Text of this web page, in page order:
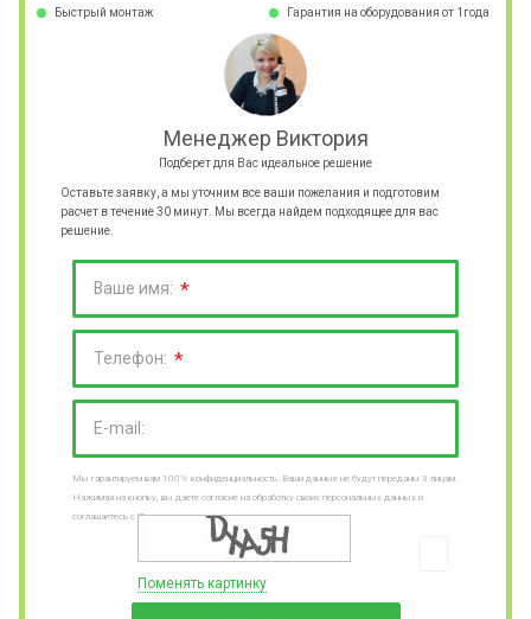
Быстрый монтаж
Гарантия на оборудования от 1года
Менеджер Виктория
Подберет для Вас идеальное решение
Оставьте заявку, а мы уточним все ваши пожелания и подготовим
расчет в течение 30 минут. Мы всегда найдем подходящее для вас
решение.
Ваше имя: *
Телефон: *
E-mail:
Мы гарантируем вам 100% конфиденциальность. Ваши данные не будут переданы 3 лицам.
Нажимая на кнопку, вы даете согласие на обработку своих персональных данных и
соглашаетесь с Пользовательским соглашениями
Поменять картинку